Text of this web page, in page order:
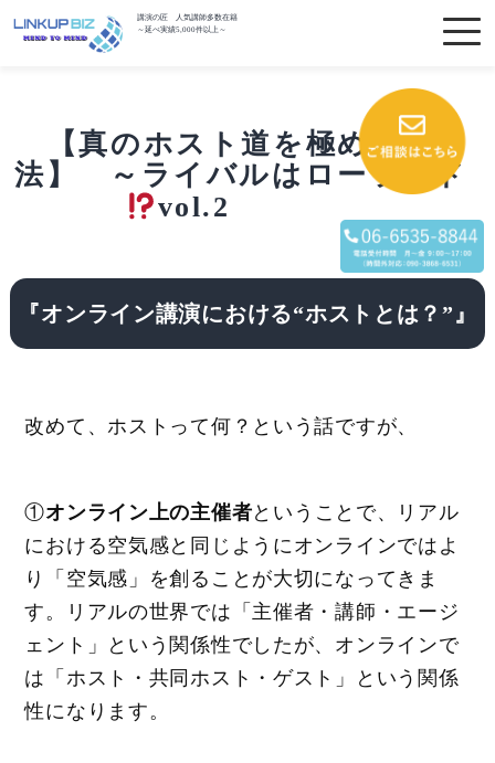
講演の匠 人気講師多数在籍
～延べ実績5,000件以上～
【真のホスト道を極める方
法】 ～ライバルはローランド
vol.2
『オンライン講演における“ホストとは？”』
改めて、ホストって何？という話ですが、
①オンライン上の主催者ということで、リアル
における空気感と同じようにオンラインではよ
り「空気感」を創ることが大切になってきま
す。リアルの世界では「主催者・講師・エージ
ェント」という関係性でしたが、オンラインで
は「ホスト・共同ホスト・ゲスト」という関係
性になります。